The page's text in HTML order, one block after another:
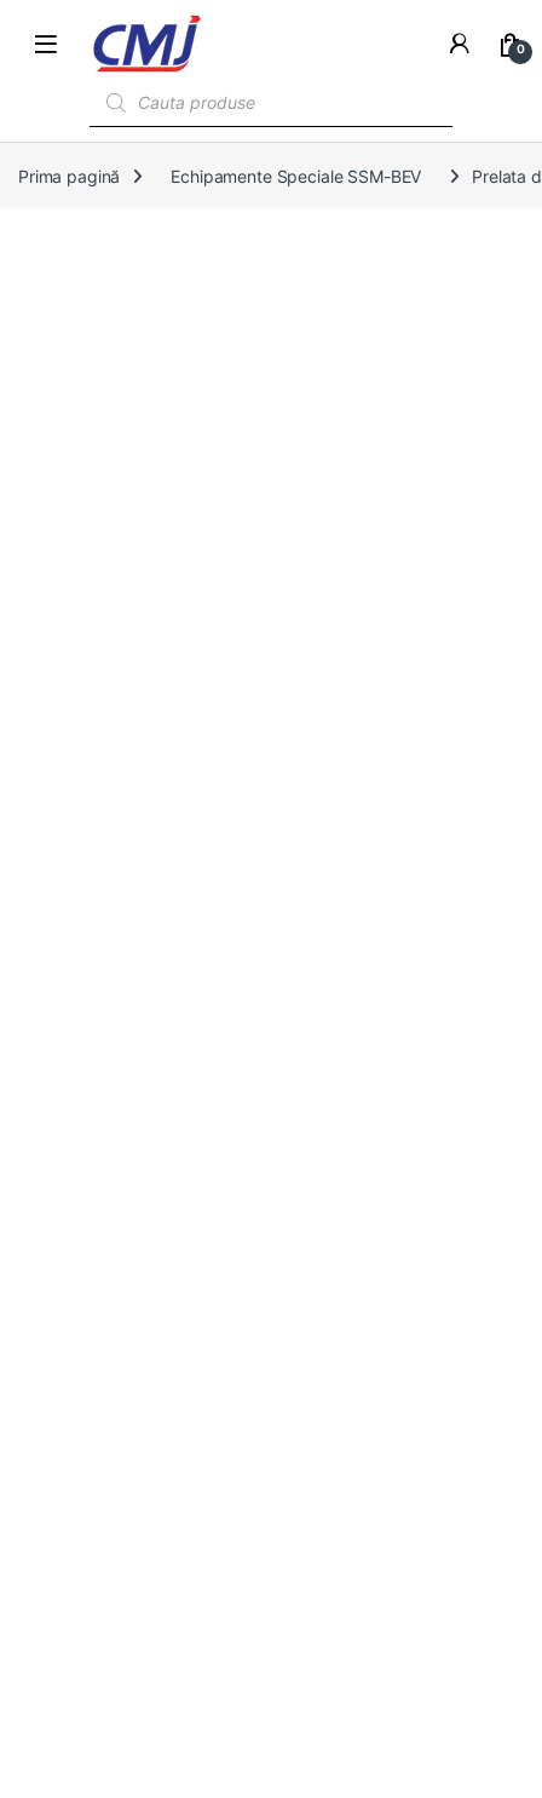
0
Prima pagină Echipamente Speciale SSM-BEV Prelata